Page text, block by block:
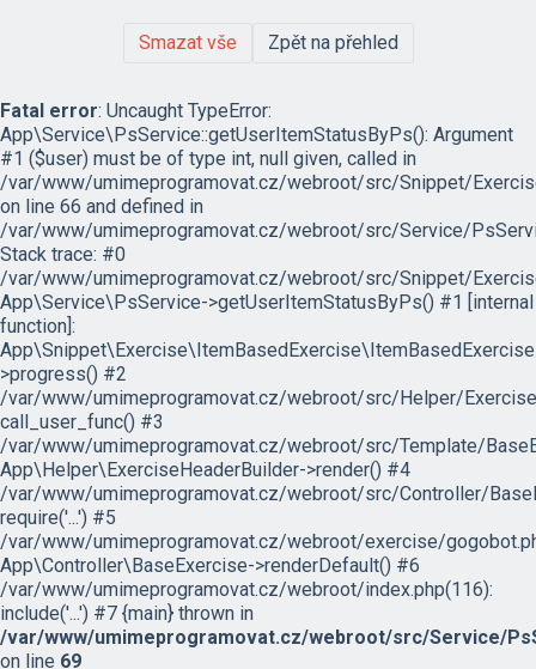
Smazat vše Zpět na přehled
Fatal error: Uncaught TypeError:
App\Service\PsService::getUserItemStatusByPs(): Argument
#1 ($user) must be of type int, null given, called in
/var/www/umimeprogramovat.cz/webroot/src/Snippet/
on line 66 and defined in
/var/www/umimeprogramovat.cz/webroot/src/Service/
Stack trace: #0
/var/www/umimeprogramovat.cz/webroot/src/Snippet/
App\Service\PsService->getUserItemStatusByPs() #1 [internal
function]:
>progress() #2
/var/www/umimeprogramovat.cz/webroot/src/Helper/
call_user_func() #3
/var/www/umimeprogramovat.cz/webroot/src/Template/
App\Helper\ExerciseHeaderBuilder->render() #4
/var/www/umimeprogramovat.cz/webroot/src/Controller/
require('...') #5
/var/www/umimeprogramovat.cz/webroot/exercise/
App\Controller\BaseExercise->renderDefault() #6
/var/www/umimeprogramovat.cz/webroot/index.php(116):
include('...') #7 {main} thrown in
/var/www/umimeprogramovat.cz/webroot/src/Service/
on line 69